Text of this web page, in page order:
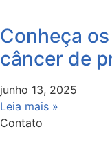
Conheça
câncer de
junho 13, 2025
Leia mais »
Contato